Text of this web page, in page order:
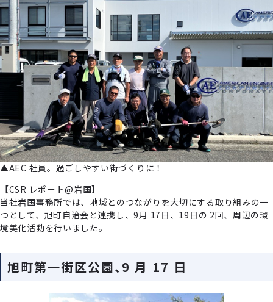
▲AEC 社員。過ごしやすい街づくりに！
【CSR レポート@岩国】
当社岩国事務所では、地域とのつながりを大切にする取り組みの一
つとして、旭町自治会と連携し、9月 17日、19日の 2回、周辺の環
境美化活動を行いました。
旭町第一街区公園、9 月 17 日